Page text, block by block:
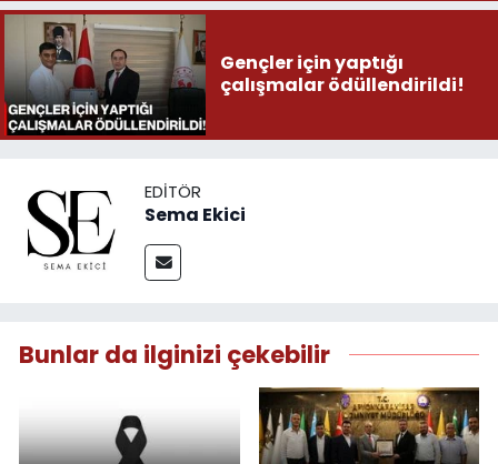
Gençler için yaptığı
çalışmalar ödüllendirildi!
EDITÖR
Sema Ekici
Bunlar da ilginizi çekebilir